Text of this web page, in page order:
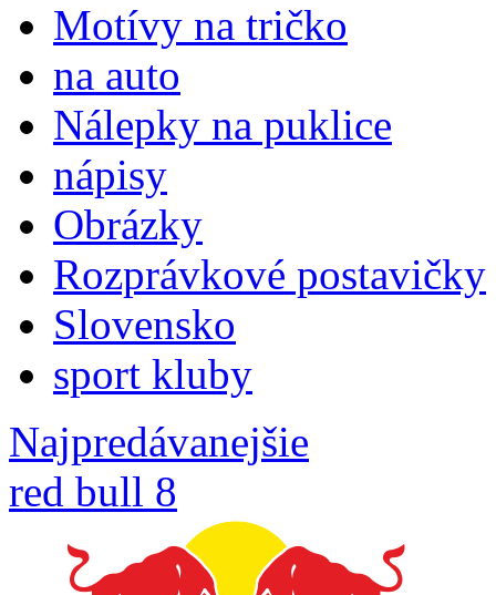
Motívy na tričko
na auto
Nálepky na puklice
nápisy
Obrázky
Rozprávkové postavičky
Slovensko
sport kluby
Najpredávanejšie
red bull 8